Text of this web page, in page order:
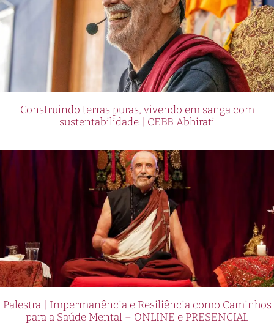
Construindo terras puras, vivendo em sanga com
sustentabilidade | CEBB Abhirati
Palestra | Impermanência e Resiliência como Caminhos
para a Saúde Mental – ONLINE e PRESENCIAL